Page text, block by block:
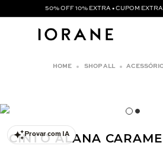
50% OFF 10% EXTRA • CUPOM
SHOP ALL
Provar com IA
CINTO ALANA